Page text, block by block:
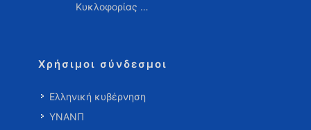
Κυκλοφορίας …
Χρήσιμοι σύνδεσμοι
Ελληνική κυβέρνηση
ΥΝΑΝΠ